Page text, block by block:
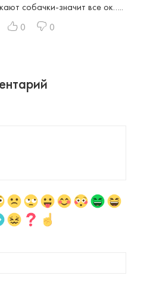
собачки-значит все ок…..
0 0